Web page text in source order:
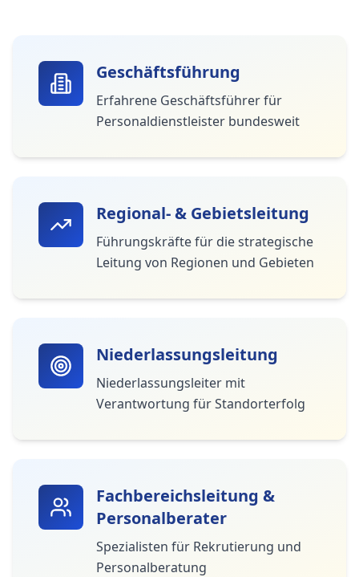
Geschäftsführung
Erfahrene Geschäftsführer für
Personaldienstleister bundesweit
Regional- & Gebietsleitung
Führungskräfte für die strategische
Leitung von Regionen und Gebieten
Niederlassungsleitung
Niederlassungsleiter mit
Verantwortung für Standorterfolg
Fachbereichsleitung &
Personalberater
Spezialisten für Rekrutierung und
Personalberatung